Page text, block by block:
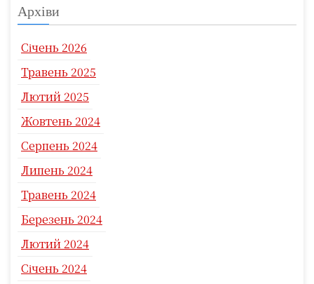
Архіви
Січень 2026
Травень 2025
Лютий 2025
Жовтень 2024
Серпень 2024
Липень 2024
Травень 2024
Березень 2024
Лютий 2024
Січень 2024